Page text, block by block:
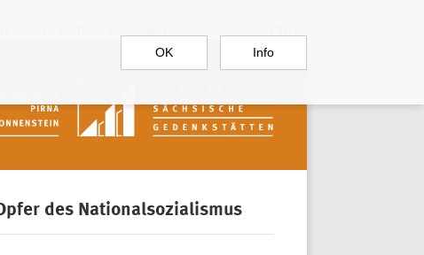
OK Info
des Nationalsozialismus